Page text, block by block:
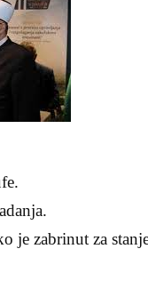
je zabrinut za